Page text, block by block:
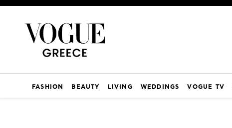
FASHION BEAUTY LIVING WEDDINGS VOGUE TV